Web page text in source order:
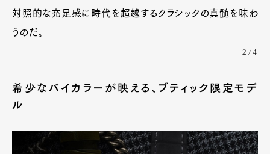
対照的な充足感に時代を超越するクラシックの真髄を味わ
うのだ。
2/4
希少なバイカラーが映える、ブティック限定モデ
ル